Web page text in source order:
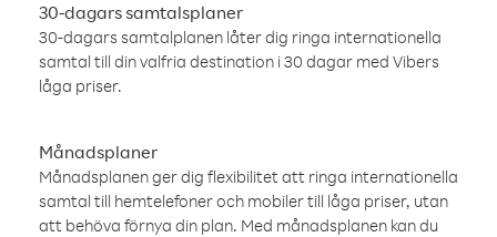
30-dagars samtalsplaner
30-dagars samtalplanen låter dig ringa internationella
samtal till din valfria destination i 30 dagar med Vibers
låga priser.
Månadsplaner
Månadsplanen ger dig flexibilitet att ringa internationella
samtal till hemtelefoner och mobiler till låga priser, utan
att behöva förnya din plan. Med månadsplanen kan du